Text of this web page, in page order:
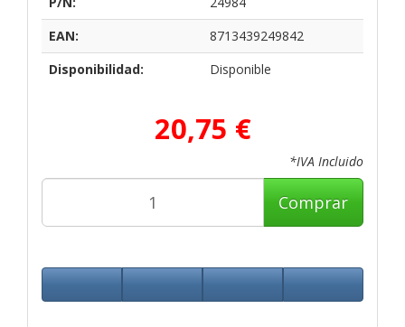
EAN:
8713439249842
Disponibilidad:
Disponible
20,75 €
*IVA Incluido
Comprar